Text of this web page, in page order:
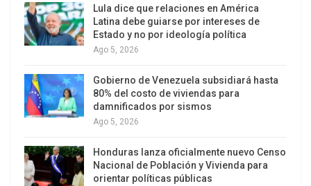
44 y 46 de la Ley Orgánica del Servicio de Policía y
del Cuerpo de Policía Nacional Bolivariana.
alcaldes desplegar las actividades preventivas y
de control del delito, así como, en el ámbito de
sus competencias, promover estrategias y
comunidades de sus espacios territoriales, a fin
de lograr la comunicación e interacción con sus
Lula dice que relaciones en América
Latina debe guiarse por intereses de
Estado y no por ideología política
Ago 5, 2026
Gobierno de Venezuela subsidiará hasta
80% del costo de viviendas para
damnificados por sismos
Ago 5, 2026
Honduras lanza oficialmente nuevo Censo
Nacional de Población y Vivienda para
orientar políticas públicas